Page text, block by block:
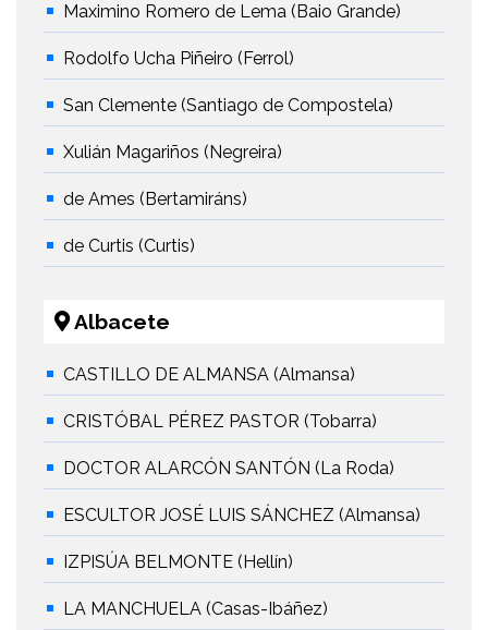
Maximino Romero de Lema (Baio Grande)
Rodolfo Ucha Piñeiro (Ferrol)
San Clemente (Santiago de Compostela)
Xulián Magariños (Negreira)
de Ames (Bertamiráns)
de Curtis (Curtis)
Albacete
CASTILLO DE ALMANSA (Almansa)
CRISTÓBAL PÉREZ PASTOR (Tobarra)
DOCTOR ALARCÓN SANTÓN (La Roda)
ESCULTOR JOSÉ LUIS SÁNCHEZ (Almansa)
IZPISÚA BELMONTE (Hellín)
LA MANCHUELA (Casas-Ibáñez)